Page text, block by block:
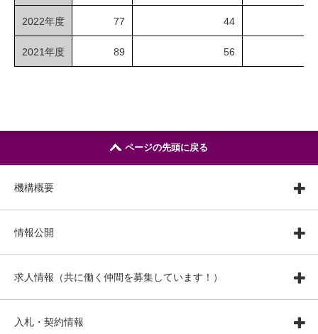
2022年度 77 44
2021年度 89 56
ページの先頭に戻る
機構概要
情報公開
求人情報（共に働く仲間を募集しています！）
入札・契約情報